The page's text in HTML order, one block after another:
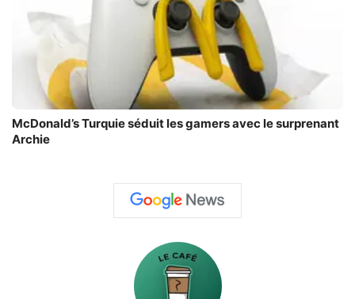
McDonald’s Turquie séduit les gamers avec le surprenant
Archie